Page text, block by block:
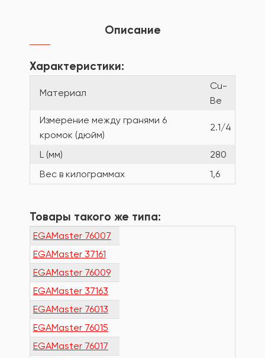
Описание
Характеристики:
Материал
Cu-
Be
Измерение между гранями 6
кромок (дюйм)
2.1/4
L (мм)
280
Вес в килограммах
1,6
Товары такого же типа:
EGAMaster 76007
EGAMaster 37161
EGAMaster 76009
EGAMaster 37163
EGAMaster 76013
EGAMaster 76015
EGAMaster 76017